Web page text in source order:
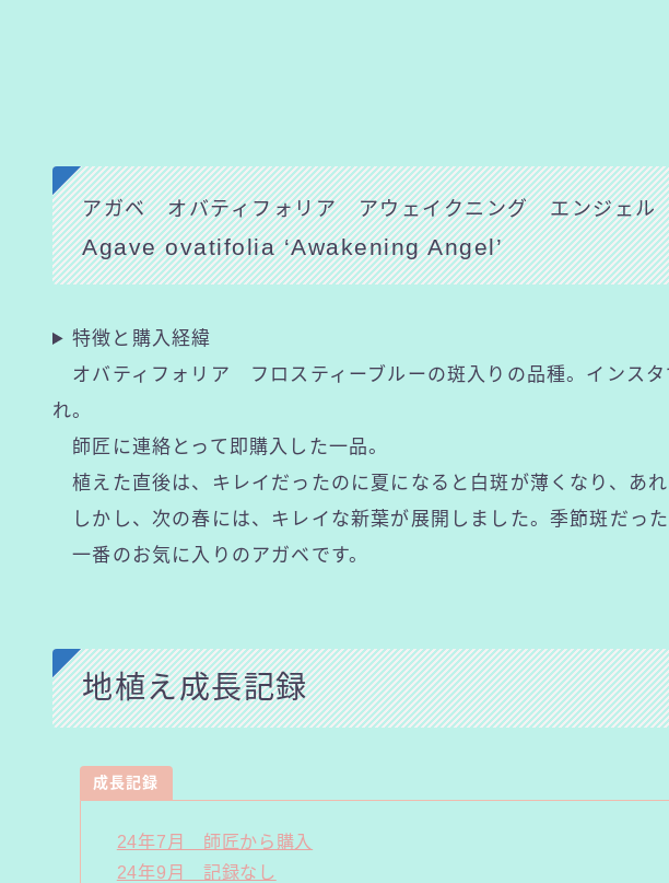
アガベ オバティフォリア アウェイクニング エンジェル
Agave ovatifolia ‘Awakening Angel’
特徴と購入経緯
オバティフォリア フロスティーブルーの斑入りの品種。インスタ
れ。
師匠に連絡とって即購入した一品。
植えた直後は、キレイだったのに夏になると白斑が薄くなり、あ
しかし、次の春には、キレイな新葉が展開しました。季節斑だっ
一番のお気に入りのアガベです。
地植え成長記録
成長記録
24年7月 師匠から購入
24年9月 記録なし